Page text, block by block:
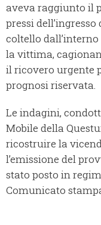
aveva raggiunto il
pressi
coltello
la vittima,
il ricovero urgente
prognosi riservata.
Le indagini,
Mobile della
ricostruire la
l’emissione del
stato posto in
Comunicato